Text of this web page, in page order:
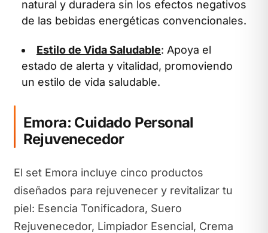
natural y duradera sin los efectos negativos
de las bebidas energéticas convencionales.
Estilo de Vida Saludable: Apoya el
estado de alerta y vitalidad, promoviendo
un estilo de vida saludable.
Emora: Cuidado Personal
Rejuvenecedor
El set Emora incluye cinco productos
diseñados para rejuvenecer y revitalizar tu
piel: Esencia Tonificadora, Suero
Rejuvenecedor, Limpiador Esencial, Crema